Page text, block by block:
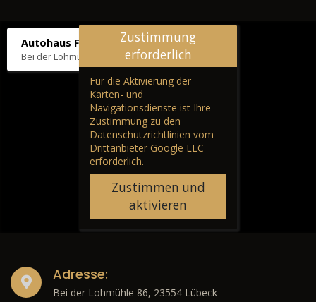
Autohaus Fräter
Bei der Lohmühle 86, 23554 Lübeck
Zustimmung
erforderlich
Für die Aktivierung der
Karten- und
Navigationsdienste ist Ihre
Zustimmung zu den
Datenschutzrichtlinien vom
Drittanbieter Google LLC
erforderlich.
Zustimmen und
aktivieren
Adresse:
Bei der Lohmühle 86, 23554 Lübeck